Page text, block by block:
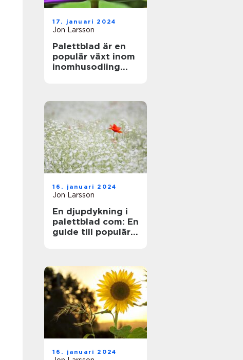
17. januari 2024
Jon Larsson
Palettblad är en
populär växt inom
inomhusodling
sina vackra färger
och mönster
16. januari 2024
Jon Larsson
En djupdykning i
palettblad com: En
guide till populära
16. januari 2024